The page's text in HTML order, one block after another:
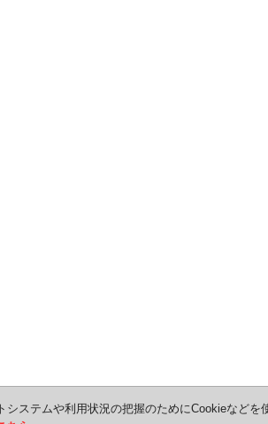
システムや利用状況の把握のためにCookieなど